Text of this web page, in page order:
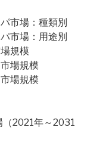
市場：種類別
市場：用途別
規模
場規模
場規模
（2021年～2031